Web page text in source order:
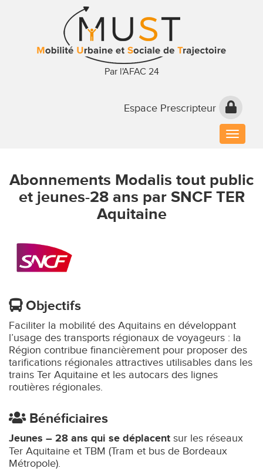
Par l'AFAC 24
Espace Prescripteur
Toggle
Abonnements Modalis tout public
et jeunes-28 ans par SNCF TER
Aquitaine
Objectifs
Faciliter la mobilité des Aquitains en développant
l’usage des transports régionaux de voyageurs : la
Région contribue financièrement pour proposer des
tarifications régionales attractives utilisables dans les
trains Ter Aquitaine et les autocars des lignes
routières régionales.
Bénéficiaires
Jeunes – 28 ans qui se déplacent sur les réseaux
Ter Aquitaine et TBM (Tram et bus de Bordeaux
Métropole).